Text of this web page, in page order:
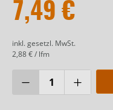
7,49 €
inkl. gesetzl. MwSt.
2,88 € / lfm